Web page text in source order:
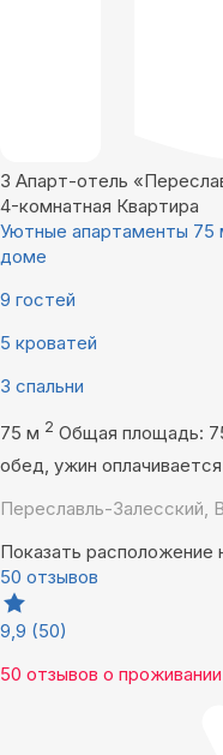
3 Апарт-отель
4-комнатная Квартира
Уютные апартаменты 75
доме
9 гостей
5 кроватей
3 спальни
75 м 2 Общая площадь:
обед, ужин
Переславль-Залесский,
Показать расположение
50 отзывов
9,9 (50)
50 отзывов о